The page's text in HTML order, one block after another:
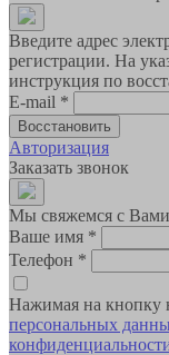
Введите адрес
регистрации. На
инструкция по
E-mail *
Авторизация
Заказать звонок
Мы свяжемся с
Ваше имя *
Телефон *
Нажимая на кнопку
персональных